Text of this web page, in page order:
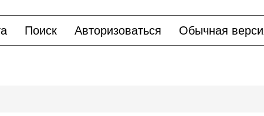
Поиск Авторизоваться Обычная